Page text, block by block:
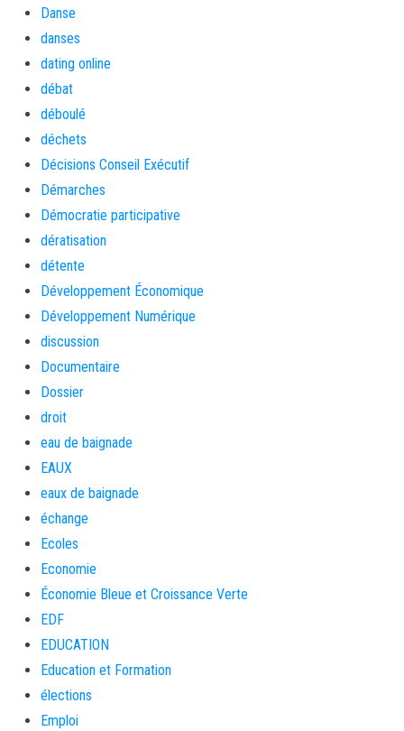
Danse
danses
dating online
débat
déboulé
déchets
Décisions Conseil Exécutif
Démarches
Démocratie participative
dératisation
détente
Développement Économique
Développement Numérique
discussion
Documentaire
Dossier
droit
eau de baignade
EAUX
eaux de baignade
échange
Ecoles
Economie
Économie Bleue et Croissance Verte
EDF
EDUCATION
Education et Formation
élections
Emploi